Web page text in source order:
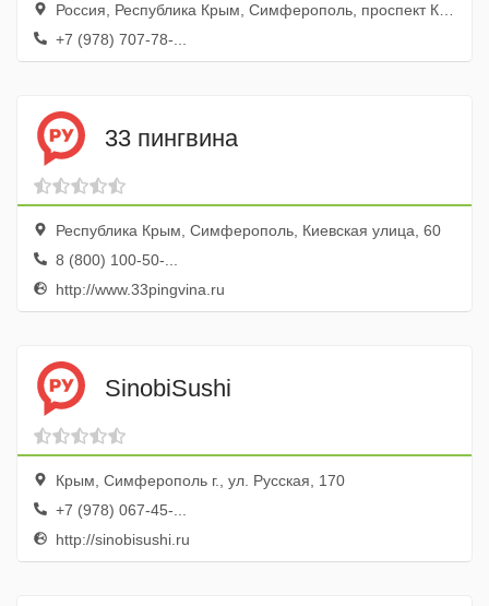
Россия, Республика Крым, Симферополь, проспект Кирова, 18
+7 (978) 707-78-...
33 пингвина
Республика Крым, Симферополь, Киевская улица, 60
8 (800) 100-50-...
http://www.33pingvina.ru
SinobiSushi
Крым, Симферополь г., ул. Русская, 170
+7 (978) 067-45-...
http://sinobisushi.ru